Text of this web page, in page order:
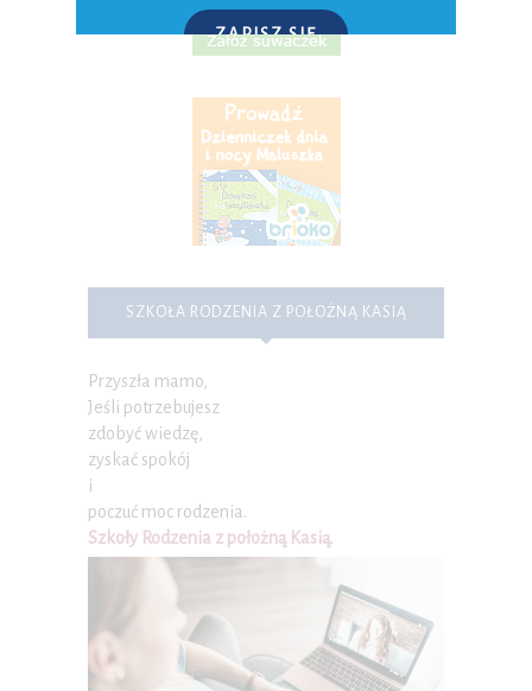
SZKOŁA RODZENIA Z POŁOŻNĄ KASIĄ
Przyszła mamo,
Jeśli potrzebujesz
zdobyć wiedzę,
zyskać spokój
i
poczuć moc rodzenia.
Szkoły Rodzenia z położną Kasią.
ZAPISZ SIĘ